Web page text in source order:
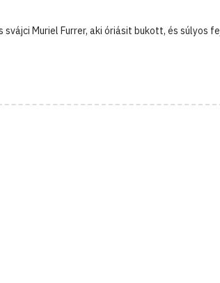
svájci Muriel Furrer, aki óriásit bukott, és súlyos